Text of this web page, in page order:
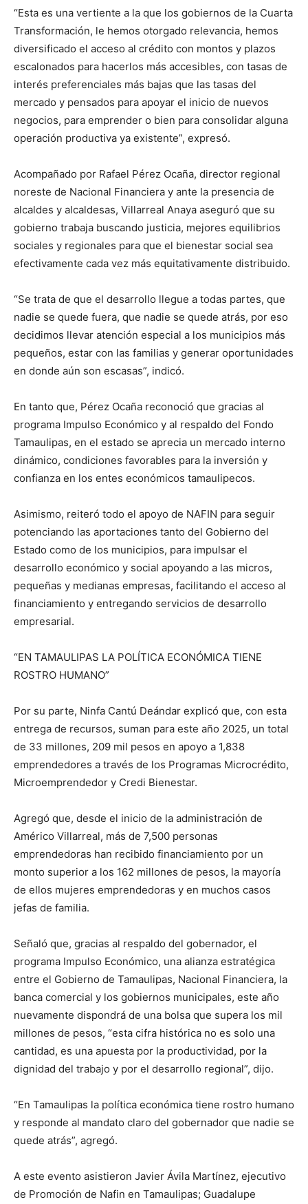
“Esta es una vertiente a la que los gobiernos de la Cuarta
Transformación, le hemos otorgado relevancia, hemos
diversificado el acceso al crédito con montos y plazos
escalonados para hacerlos más accesibles, con tasas de
interés preferenciales más bajas que las tasas del
mercado y pensados para apoyar el inicio de nuevos
negocios, para emprender o bien para consolidar alguna
operación productiva ya existente”, expresó.
Acompañado por Rafael Pérez Ocaña, director regional
noreste de Nacional Financiera y ante la presencia de
alcaldes y alcaldesas, Villarreal Anaya aseguró que su
gobierno trabaja buscando justicia, mejores equilibrios
sociales y regionales para que el bienestar social sea
efectivamente cada vez más equitativamente distribuido.
“Se trata de que el desarrollo llegue a todas partes, que
nadie se quede fuera, que nadie se quede atrás, por eso
decidimos llevar atención especial a los municipios más
pequeños, estar con las familias y generar oportunidades
en donde aún son escasas”, indicó.
En tanto que, Pérez Ocaña reconoció que gracias al
programa Impulso Económico y al respaldo del Fondo
Tamaulipas, en el estado se aprecia un mercado interno
dinámico, condiciones favorables para la inversión y
confianza en los entes económicos tamaulipecos.
Asimismo, reiteró todo el apoyo de NAFIN para seguir
potenciando las aportaciones tanto del Gobierno del
Estado como de los municipios, para impulsar el
desarrollo económico y social apoyando a las micros,
pequeñas y medianas empresas, facilitando el acceso al
financiamiento y entregando servicios de desarrollo
empresarial.
“EN TAMAULIPAS LA POLÍTICA ECONÓMICA TIENE
ROSTRO HUMANO”
Por su parte, Ninfa Cantú Deándar explicó que, con esta
entrega de recursos, suman para este año 2025, un total
de 33 millones, 209 mil pesos en apoyo a 1,838
emprendedores a través de los Programas Microcrédito,
Microemprendedor y Credi Bienestar.
Agregó que, desde el inicio de la administración de
Américo Villarreal, más de 7,500 personas
emprendedoras han recibido financiamiento por un
monto superior a los 162 millones de pesos, la mayoría
de ellos mujeres emprendedoras y en muchos casos
jefas de familia.
Señaló que, gracias al respaldo del gobernador, el
programa Impulso Económico, una alianza estratégica
entre el Gobierno de Tamaulipas, Nacional Financiera, la
banca comercial y los gobiernos municipales, este año
nuevamente dispondrá de una bolsa que supera los mil
millones de pesos, “esta cifra histórica no es solo una
cantidad, es una apuesta por la productividad, por la
dignidad del trabajo y por el desarrollo regional”, dijo.
“En Tamaulipas la política económica tiene rostro humano
y responde al mandato claro del gobernador que nadie se
quede atrás”, agregó.
A este evento asistieron Javier Ávila Martínez, ejecutivo
de Promoción de Nafin en Tamaulipas; Guadalupe